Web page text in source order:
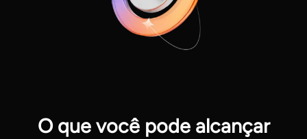
O que você pode alcançar